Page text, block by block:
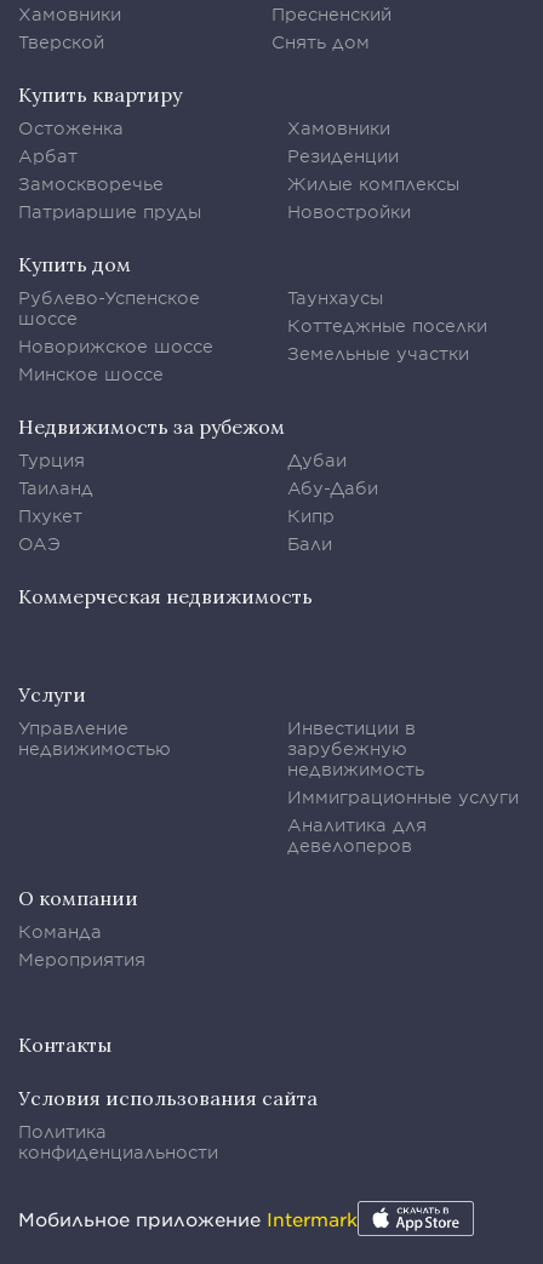
Хамовники
Тверской
Пресненский
Снять дом
Купить квартиру
Остоженка
Арбат
Замоскворечье
Патриаршие пруды
Хамовники
Резиденции
Жилые комплексы
Новостройки
Купить дом
Рублево-Успенское
шоссе
Новорижское шоссе
Минское шоссе
Таунхаусы
Коттеджные поселки
Земельные участки
Недвижимость за рубежом
Турция
Таиланд
Пхукет
ОАЭ
Дубаи
Абу-Даби
Кипр
Бали
Коммерческая недвижимость
Услуги
Управление
недвижимостью
Инвестиции в
зарубежную
недвижимость
Иммиграционные услуги
Аналитика для
девелоперов
О компании
Команда
Мероприятия
Контакты
Условия использования сайта
Политика
конфиденциальности
Мобильное приложение Intermark